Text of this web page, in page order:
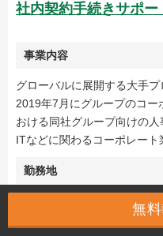
社内契約手続きサポー
事業内容
グローバルに展開する大手
2019年7月にグループのコー
おける同社グループ向けの人
ITなどに関わるコーポレート
勤務地
職務内容
無